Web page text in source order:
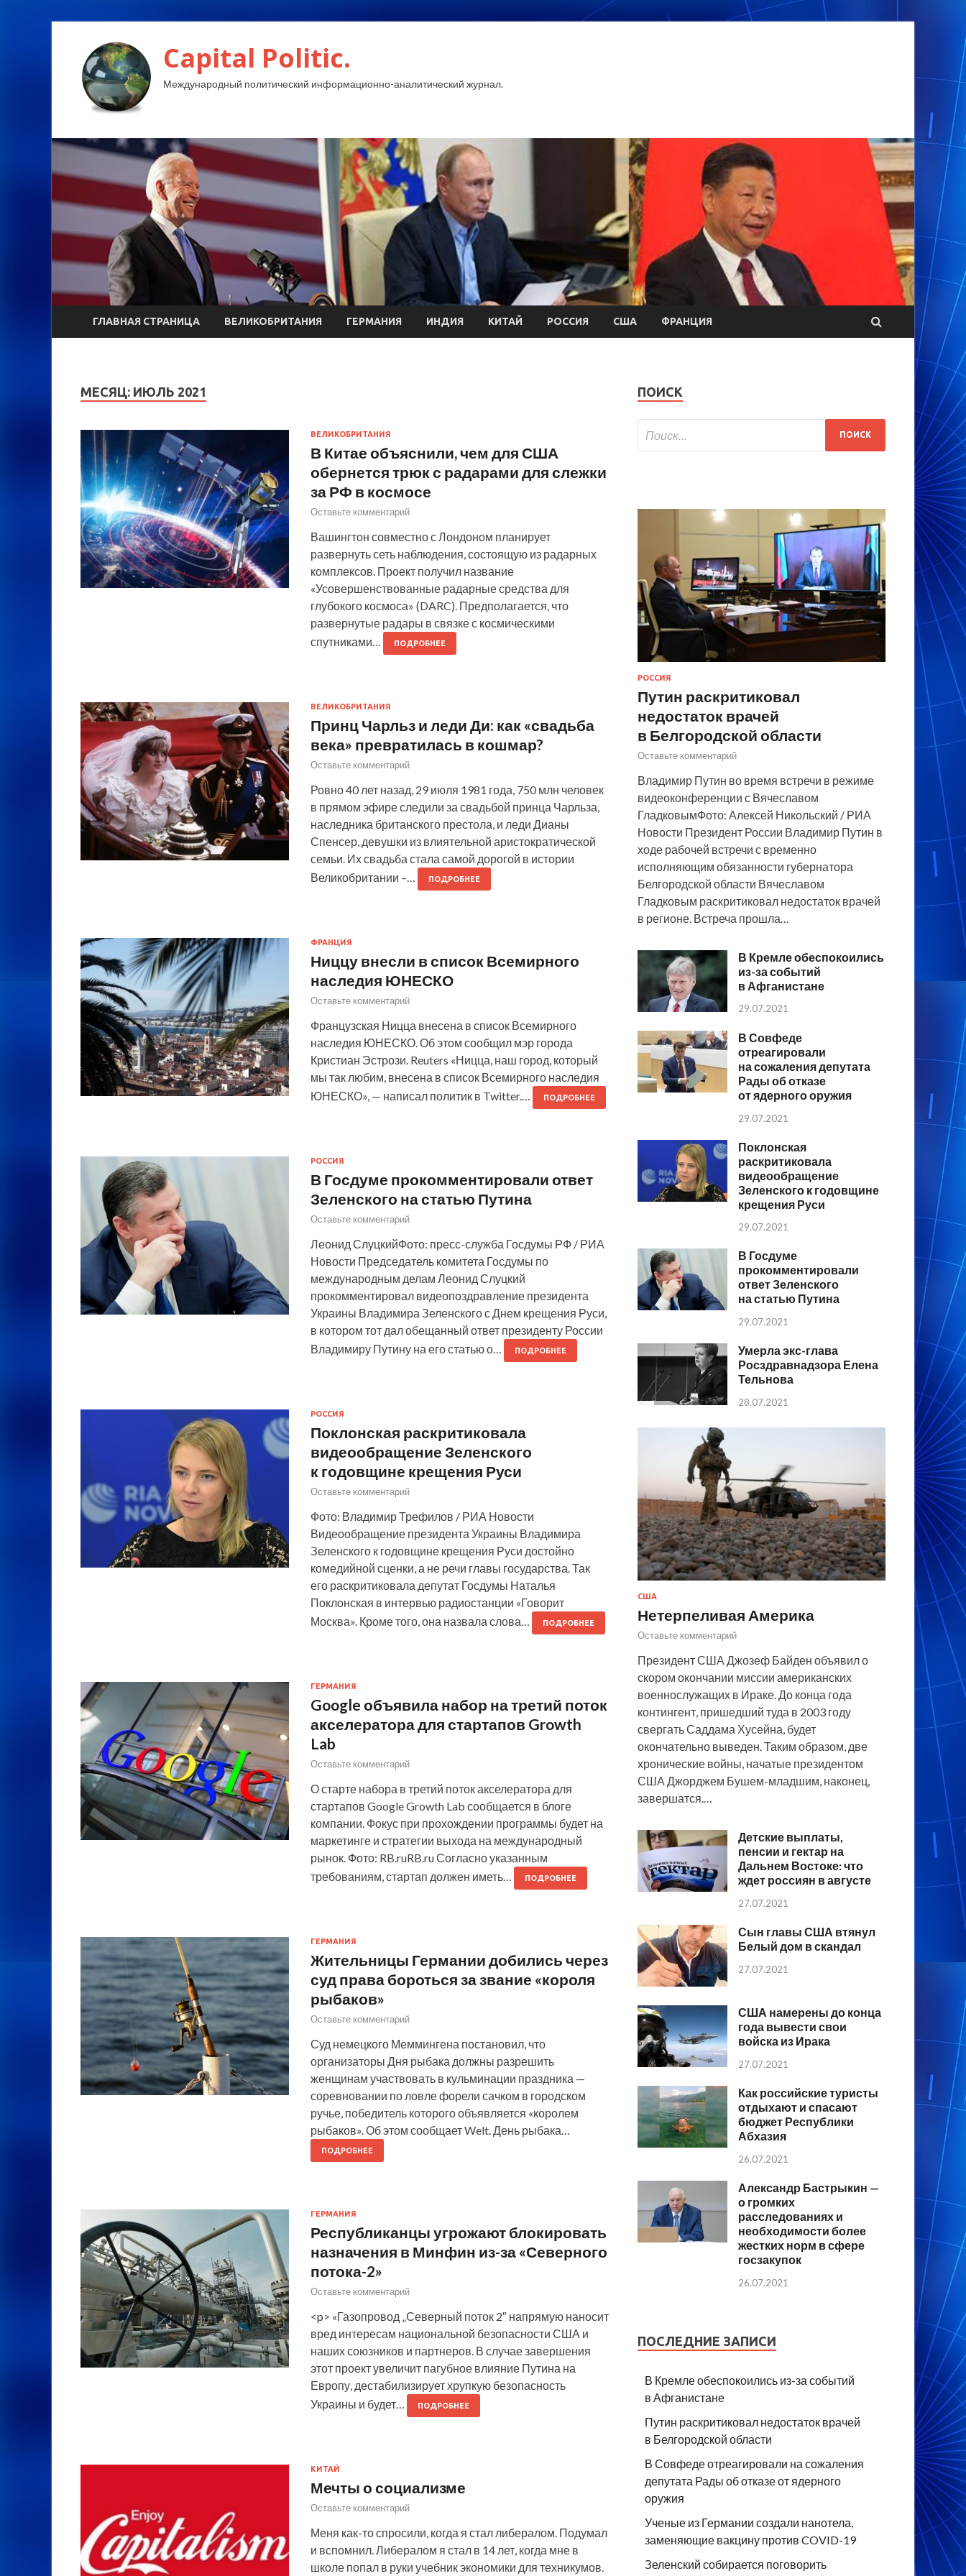
Capital Politic.
Международный политический информационно-аналитический журнал.
ГЛАВНАЯ СТРАНИЦА ВЕЛИКОБРИТАНИЯ ГЕРМАНИЯ ИНДИЯ КИТАЙ РОССИЯ США ФРАНЦИЯ
МЕСЯЦ: ИЮЛЬ 2021
ВЕЛИКОБРИТАНИЯ
В Китае объяснили, чем для США
обернется трюк с радарами для слежки
за РФ в космосе
Оставьте комментарий
Вашингтон совместно с Лондоном планирует
развернуть сеть наблюдения, состоящую из радарных
комплексов. Проект получил название
«Усовершенствованные радарные средства для
глубокого космоса» (DARC). Предполагается, что
развернутые радары в связке с космическими
спутниками…
ПОДРОБНЕЕ
ВЕЛИКОБРИТАНИЯ
Принц Чарльз и леди Ди: как «свадьба
века» превратилась в кошмар?
Оставьте комментарий
Ровно 40 лет назад, 29 июля 1981 года, 750 млн человек
в прямом эфире следили за свадьбой принца Чарльза,
наследника британского престола, и леди Дианы
Спенсер, девушки из влиятельной аристократической
семьи. Их свадьба стала самой дорогой в истории
Великобритании –…
ПОДРОБНЕЕ
ФРАНЦИЯ
Ниццу внесли в список Всемирного
наследия ЮНЕСКО
Оставьте комментарий
Французская Ницца внесена в список Всемирного
наследия ЮНЕСКО. Об этом сообщил мэр города
Кристиан Эстрози. Reuters «Ницца, наш город, который
мы так любим, внесена в список Всемирного наследия
ЮНЕСКО», — написал политик в Twitter.…
ПОДРОБНЕЕ
РОССИЯ
В Госдуме прокомментировали ответ
Зеленского на статью Путина
Оставьте комментарий
Леонид СлуцкийФото: пресс-служба Госдумы РФ / РИА
Новости Председатель комитета Госдумы по
международным делам Леонид Слуцкий
прокомментировал видеопоздравление президента
Украины Владимира Зеленского с Днем крещения Руси,
в котором тот дал обещанный ответ президенту России
Владимиру Путину на его статью о…
ПОДРОБНЕЕ
РОССИЯ
Поклонская раскритиковала
видеообращение Зеленского
к годовщине крещения Руси
Оставьте комментарий
Фото: Владимир Трефилов / РИА Новости
Видеообращение президента Украины Владимира
Зеленского к годовщине крещения Руси достойно
комедийной сценки, а не речи главы государства. Так
его раскритиковала депутат Госдумы Наталья
Поклонская в интервью радиостанции «Говорит
Москва». Кроме того, она назвала слова…
ПОДРОБНЕЕ
ГЕРМАНИЯ
Google объявила набор на третий поток
акселератора для стартапов Growth
Lab
Оставьте комментарий
О старте набора в третий поток акселератора для
стартапов Google Growth Lab сообщается в блоге
компании. Фокус при прохождении программы будет на
маркетинге и стратегии выхода на международный
рынок. Фото: RB.ruRB.ru Согласно указанным
требованиям, стартап должен иметь…
ПОДРОБНЕЕ
ГЕРМАНИЯ
Жительницы Германии добились через
суд права бороться за звание «короля
рыбаков»
Оставьте комментарий
Суд немецкого Меммингена постановил, что
организаторы Дня рыбака должны разрешить
женщинам участвовать в кульминации праздника —
соревновании по ловле форели сачком в городском
ручье, победитель которого объявляется «королем
рыбаков». Об этом сообщает Welt. День рыбака…
ПОДРОБНЕЕ
ГЕРМАНИЯ
Республиканцы угрожают блокировать
назначения в Минфин из-за «Северного
потока-2»
Оставьте комментарий
<p> «Газопровод „Северный поток 2″ напрямую наносит
вред интересам национальной безопасности США и
наших союзников и партнеров. В случае завершения
этот проект увеличит пагубное влияние Путина на
Европу, дестабилизирует хрупкую безопасность
Украины и будет…
ПОДРОБНЕЕ
КИТАЙ
Мечты о социализме
Оставьте комментарий
Меня как-то спросили, когда я стал либералом. Подумал
и вспомнил. Либералом я стал в 14 лет, когда мне в
школе попал в руки учебник экономики для техникумов.
ПОИСК
РОССИЯ
Путин раскритиковал
недостаток врачей
в Белгородской области
Оставьте комментарий
Владимир Путин во время встречи в режиме
видеоконференции с Вячеславом
ГладковымФото: Алексей Никольский / РИА
Новости Президент России Владимир Путин в
ходе рабочей встречи с временно
исполняющим обязанности губернатора
Белгородской области Вячеславом
Гладковым раскритиковал недостаток врачей
в регионе. Встреча прошла…
В Кремле обеспокоились
из-за событий
в Афганистане
29.07.2021
В Совфеде
отреагировали
на сожаления депутата
Рады об отказе
от ядерного оружия
29.07.2021
Поклонская
раскритиковала
видеообращение
Зеленского к годовщине
крещения Руси
29.07.2021
В Госдуме
прокомментировали
ответ Зеленского
на статью Путина
29.07.2021
Умерла экс-глава
Росздравнадзора Елена
Тельнова
28.07.2021
США
Нетерпеливая Америка
Оставьте комментарий
Президент США Джозеф Байден объявил о
скором окончании миссии американских
военнослужащих в Ираке. До конца года
контингент, пришедший туда в 2003 году
свергать Саддама Хусейна, будет
окончательно выведен. Таким образом, две
хронические войны, начатые президентом
США Джорджем Бушем-младшим, наконец,
завершатся.…
Детские выплаты,
пенсии и гектар на
Дальнем Востоке: что
ждет россиян в августе
27.07.2021
Сын главы США втянул
Белый дом в скандал
27.07.2021
США намерены до конца
года вывести свои
войска из Ирака
27.07.2021
Как российские туристы
отдыхают и спасают
бюджет Республики
Абхазия
26.07.2021
Александр Бастрыкин —
о громких
расследованиях и
необходимости более
жестких норм в сфере
госзакупок
26.07.2021
ПОСЛЕДНИЕ ЗАПИСИ
В Кремле обеспокоились из-за событий
в Афганистане
Путин раскритиковал недостаток врачей
в Белгородской области
В Совфеде отреагировали на сожаления
депутата Рады об отказе от ядерного
оружия
Ученые из Германии создали нанотела,
заменяющие вакцину против COVID-19
Зеленский собирается поговорить